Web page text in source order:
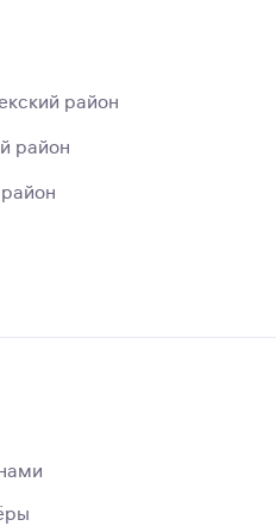
район
район